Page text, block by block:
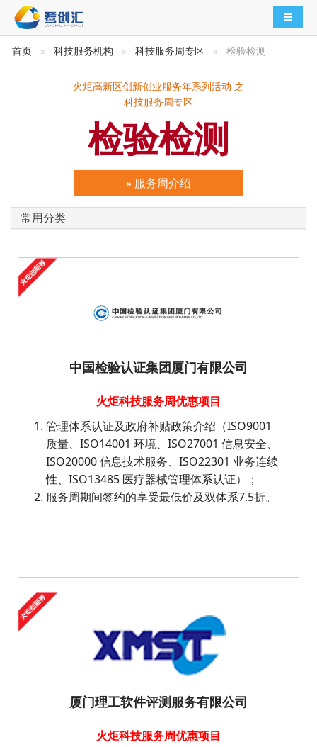
导航切
首页 科技服务机构 科技服务周专区 检验检测
火炬高新区创新创业服务年系列活动 之
科技服务周专区
检验检测
» 服务周介绍
常用分类
中国检验认证集团厦门有限公司
火炬科技服务周优惠项目
管理体系认证及政府补贴政策介绍（ISO9001
质量、ISO14001 环境、ISO27001 信息安全、
ISO20000 信息技术服务、ISO22301 业务连续
性、ISO13485 医疗器械管理体系认证）；
服务周期间签约的享受最低价及双体系7.5折。
厦门理工软件评测服务有限公司
火炬科技服务周优惠项目